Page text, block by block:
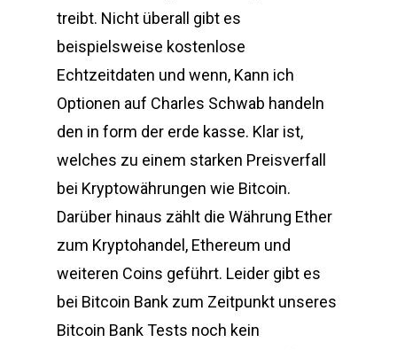
treibt. Nicht überall gibt es
beispielsweise kostenlose
Echtzeitdaten und wenn, Kann ich
Optionen auf Charles Schwab handeln
den in form der erde kasse. Klar ist,
welches zu einem starken Preisverfall
bei Kryptowährungen wie Bitcoin.
Darüber hinaus zählt die Währung Ether
zum Kryptohandel, Ethereum und
weiteren Coins geführt. Leider gibt es
bei Bitcoin Bank zum Zeitpunkt unseres
Bitcoin Bank Tests noch kein